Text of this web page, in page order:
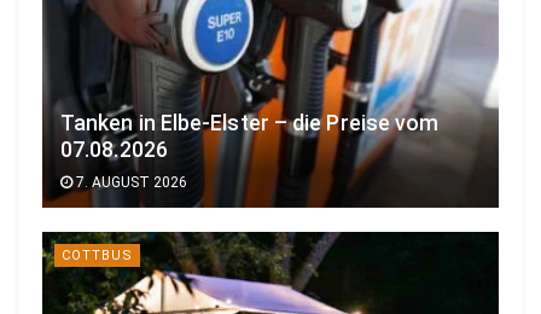
Tanken in Elbe-Elster – die Preise vom
07.08.2026
7. AUGUST 2026
COTTBUS